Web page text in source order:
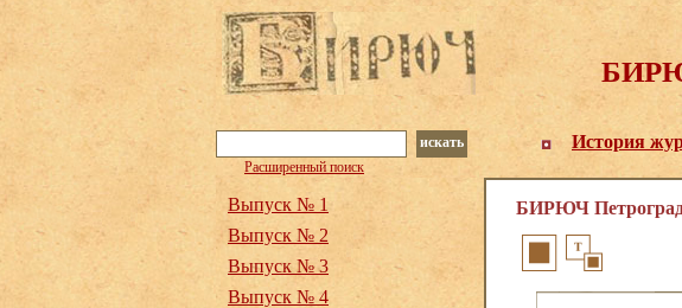
История
искать
Расширенный поиск
БИРЮЧ
Выпуск № 1
Выпуск № 2
Выпуск № 3
Выпуск № 4